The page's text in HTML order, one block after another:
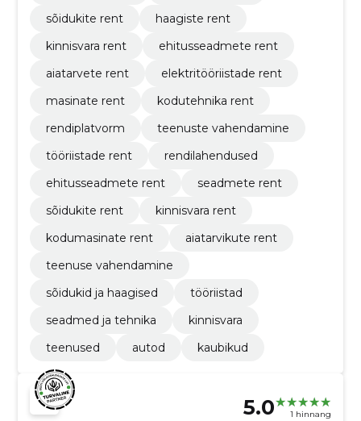
sõidukite rent
haagiste rent
kinnisvara rent
ehitusseadmete rent
aiatarvete rent
elektritööriistade rent
masinate rent
kodutehnika rent
rendiplatvorm
teenuste vahendamine
tööriistade rent
rendilahendused
ehitusseadmete rent
seadmete rent
sõidukite rent
kinnisvara rent
kodumasinate rent
aiatarvikute rent
teenuse vahendamine
sõidukid ja haagised
tööriistad
seadmed ja tehnika
kinnisvara
teenused
autod kaubikud
5.0 1 hinnang